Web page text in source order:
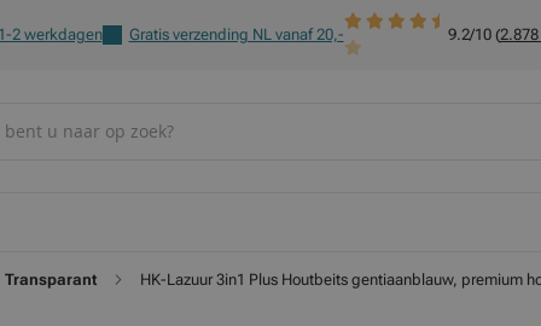
2 werkdagen Gratis verzending NL vanaf 20,- 9.2/10 (2.878
Transparant HK-Lazuur 3in1 Plus Houtbeits gentiaanblauw, premium